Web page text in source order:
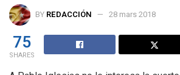
BY REDACCIÓN 28 mars 2018
75
SHARES